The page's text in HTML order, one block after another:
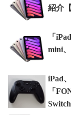
紹介【
「
mini
iPad
「